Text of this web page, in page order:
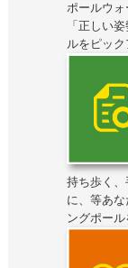
ポールウ
「正しい
ルをピック
持ち歩く
に、等あ
ングポール